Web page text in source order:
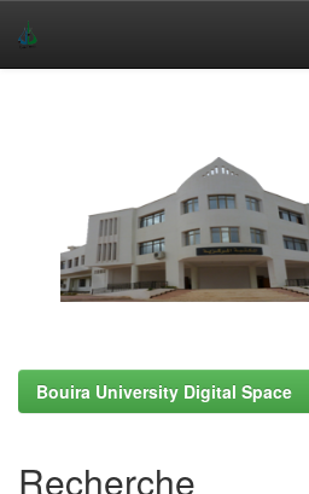
Bouira University Digital Space
Recherche